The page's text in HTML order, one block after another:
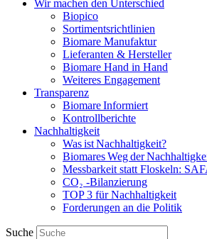
Wir machen den Unterschied
Biopico
Sortimentsrichtlinien
Biomare Manufaktur
Lieferanten & Hersteller
Biomare Hand in Hand
Weiteres Engagement
Transparenz
Biomare Informiert
Kontrollberichte
Nachhaltigkeit
Was ist Nachhaltigkeit?
Biomares Weg der
Messbarkeit statt Floskeln:
CO₂ -Bilanzierung
TOP 3 für Nachhaltigkeit
Forderungen an die Politik
Suche